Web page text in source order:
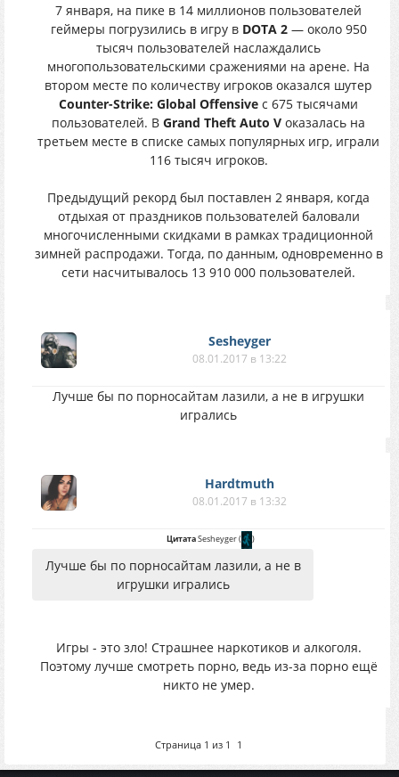
7 января, на пике в 14 миллионов пользователей
геймеры погрузились в игру в DOTA 2— около 950
тысяч пользователей наслаждались
многопользовательскими сражениями на арене. На
втором месте по количеству игроков оказался шутер
Counter-Strike: Global Offensive с 675 тысячами
пользователей. В Grand Theft Auto V оказалась на
третьем месте в списке самых популярных игр, играли
116 тысяч игроков.
Предыдущий рекорд был поставлен 2 января, когда
отдыхая от праздников пользователей баловали
многочисленными скидками в рамках традиционной
зимней распродажи. Тогда, по данным, одновременно в
сети насчитывалось 13 910 000 пользователей.
Sesheyger
08.01.2017 в 13:22
Лучше бы по порносайтам лазили, а не в игрушки
игрались
Hardtmuth
08.01.2017 в 13:32
ЦитатаSesheyger( )
Лучше бы по порносайтам лазили, а не в
игрушки игрались
Игры - это зло! Страшнее наркотиков и алкоголя.
Поэтому лучше смотреть порно, ведь из-за порно ещё
никто не умер.
Страница 1 из 1 1